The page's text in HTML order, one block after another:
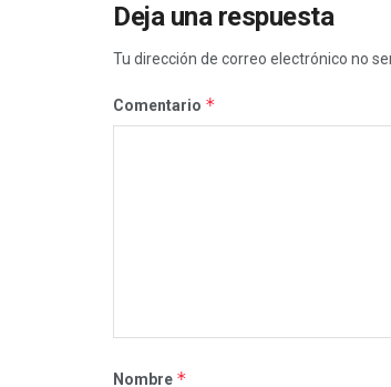
Deja una respuesta
Tu dirección de correo electrónico no
Comentario *
Nombre *